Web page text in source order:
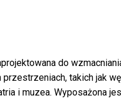
do
takich jak
i muzea. Wyposażona